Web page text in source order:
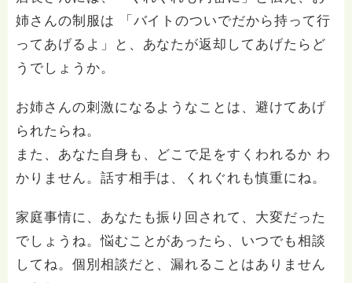
姉さんの制服は 「バイトのついでだから持って行
ってあげるよ」と、あなたが返却してあげたらど
うでしょうか。
お姉さんの刺激になるようなことは、避けてあげ
られたらね。
また、あなた自身も、どこで足をすくわれるか わ
かりません。話す相手は、くれぐれも慎重にね。
家庭事情に、あなたも振り回されて、大変だった
でしょうね。悩むことがあったら、いつでも相談
してね。個別相談だと、漏れることはありません